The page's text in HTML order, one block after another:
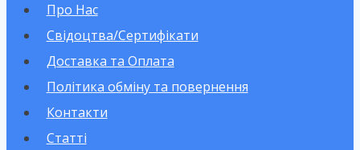
Про Нас
Свідоцтва/Сертифікати
Доставка та Оплата
Політика обміну та повернення
Контакти
Статті